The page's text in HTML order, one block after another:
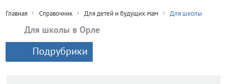
Главная Справочник Для детей и будущих мам Для школы
Для школы в Орле
Подрубрики